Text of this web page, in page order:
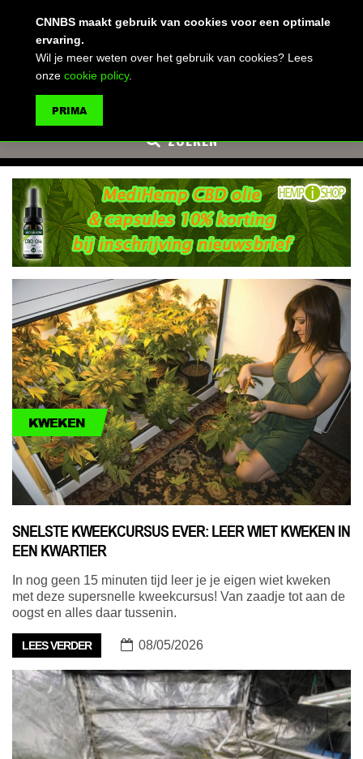
ZOEKEN
KWEKEN
SNELSTE KWEEKCURSUS EVER: LEER WIET KWEKEN IN
EEN KWARTIER
In nog geen 15 minuten tijd leer je je eigen wiet kweken
met deze supersnelle kweekcursus! Van zaadje tot aan de
oogst en alles daar tussenin.
LEES VERDER 08/05/2026
CNNBS maakt gebruik van cookies voor een optimale
ervaring.
Wil je meer weten over het gebruik van cookies? Lees
onze cookie policy.
PRIMA